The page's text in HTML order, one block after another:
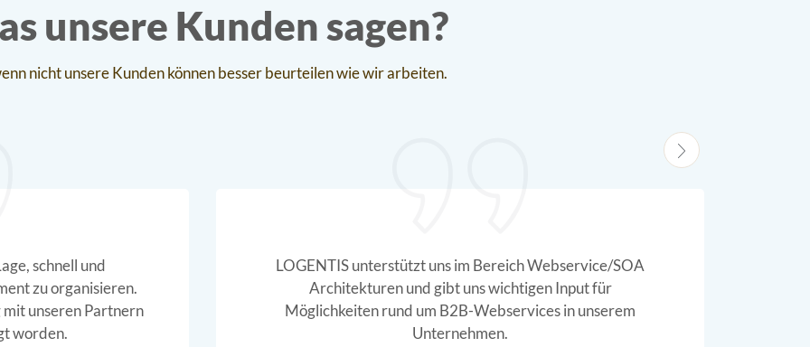
unsere Kunden sagen?
nicht unsere Kunden können besser beurteilen wie wir arbeiten.
im Bereich Webservice/SOA
uns wichtigen Input für
Webservices in unserem
Neben der Möglichkeit die Oberfläche von NETVERSYS auf
Fiege zu “branden” und über die Cloud unsere Kunden damit
arbeiten zu lassen, hat uns auch die Carrierauswahl und die
gesamte Architektur inkl. der Usability überzeugt.